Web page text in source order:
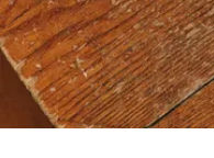
auch bei Leder.
Für die Club
Sneaker haben
wir auf drei
weltbekannte